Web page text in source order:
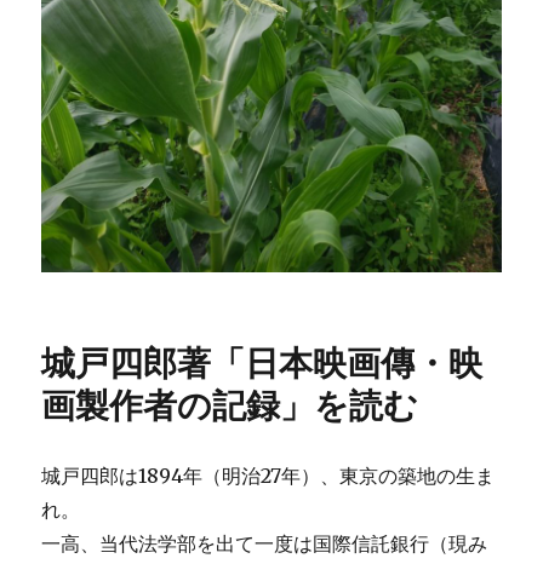
城戸四郎著「日本映画傳・映
画製作者の記録」を読む
城戸四郎は1894年（明治27年）、東京の築地の生ま
れ。
一高、当代法学部を出て一度は国際信託銀行（現み